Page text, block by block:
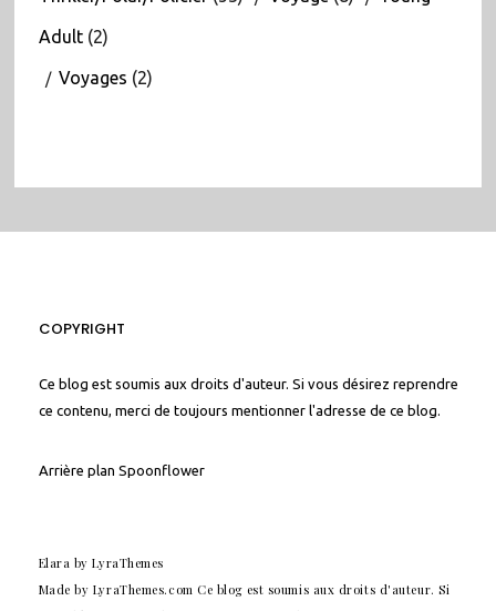
Adult(2)
Voyages (2)
COPYRIGHT
Ce blog est soumis aux droits d'auteur. Si vous désirez reprendre
ce contenu, merci de toujours mentionner l'adresse de ce blog.
Arrière plan Spoonflower
Elara by LyraThemes
Made by LyraThemes.com Ce blog est soumis aux droits d'auteur. Si